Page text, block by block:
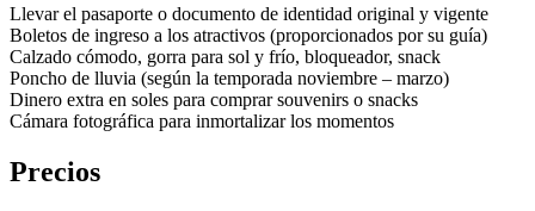
Llevar el pasaporte o documento de identidad original y vigente
Boletos de ingreso a los atractivos (proporcionados por su guía)
Calzado cómodo, gorra para sol y frío, bloqueador, snack
Poncho de lluvia (según la temporada noviembre – marzo)
Dinero extra en soles para comprar souvenirs o snacks
Cámara fotográfica para inmortalizar los momentos
Precios